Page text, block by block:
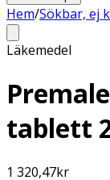
Hem/Sökbar, ej
Läkemedel
tablett
1 320,47kr